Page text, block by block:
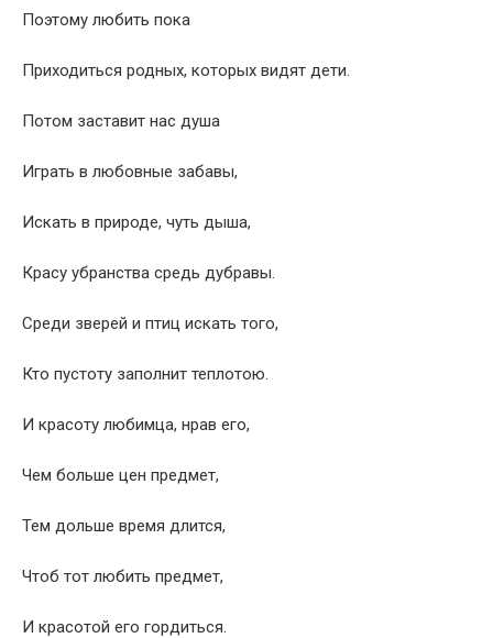
Поэтому любить пока
Приходиться родных, которых видят дети.
Потом заставит нас душа
Играть в любовные забавы,
Искать в природе, чуть дыша,
Красу убранства средь дубравы.
Среди зверей и птиц искать того,
Кто пустоту заполнит теплотою.
И красоту любимца, нрав его,
Чем больше цен предмет,
Тем дольше время длится,
Чтоб тот любить предмет,
И красотой его гордиться.